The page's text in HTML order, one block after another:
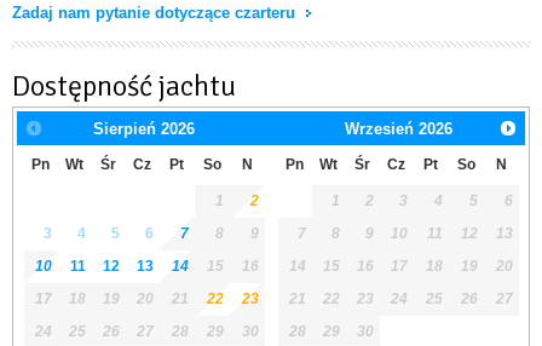
Zadaj nam pytanie dotyczące czarteru
Dostępność jachtu
Sierpień 2026
Pn Wt Śr Cz Pt So N
1
2
3
4 5 6 7 8
9
10
11 12 13 14 15
16
17
18 19 20 21 22
23
24
25 26 27 28 29
30
Wrzesień 2026
Pn Wt Śr Cz Pt So N
1 2 3 4 5
6
7
8 9 10 11 12
13
14
15 16 17 18 19
20
21
22 23 24 25 26
27
28
29 30